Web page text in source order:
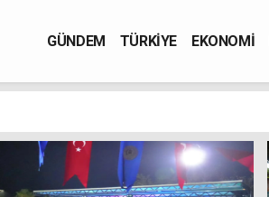
GÜNDEM TÜRKİYE EKONOMİ